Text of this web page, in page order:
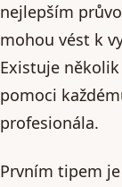
nejlepším
mohou vést k
Existuje
pomoci
profesionála.
Prvním tipem